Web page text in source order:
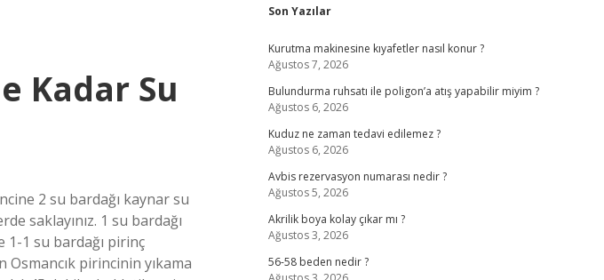
Kadar Su
2 su bardağı kaynar su
saklayınız. 1 su bardağı
1 su bardağı pirinç
Osmancık pirincinin yıkama
Sidebar
Son Yazılar
Kurutma makinesine kıyafetler nasıl konur ?
Ağustos 7, 2026
Bulundurma ruhsatı ile poligon’a atış yapabilir miyim ?
Ağustos 6, 2026
Kuduz ne zaman tedavi edilemez ?
Ağustos 6, 2026
Avbis rezervasyon numarası nedir ?
Ağustos 5, 2026
Akrilik boya kolay çıkar mı ?
Ağustos 3, 2026
56-58 beden nedir ?